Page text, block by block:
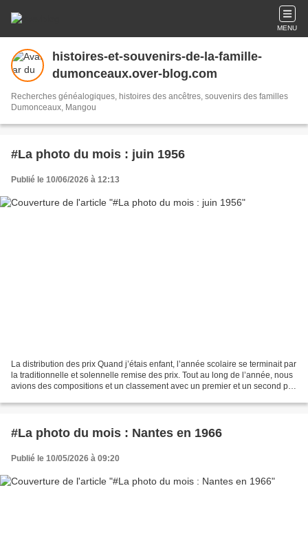
MENU
histoires-et-souvenirs-de-la-famille-
dumonceaux.over-blog.com
Recherches généalogiques, histoires des ancêtres, souvenirs des familles
Dumonceaux, Mangou
#La photo du mois : juin 1956
Publié le 10/06/2026 à 12:13
La distribution des prix Quand j’étais enfant, l’année scolaire se terminait par
la traditionnelle et solennelle remise des prix. Tout au long de l’année, nous
avions des compositions et un classement avec un premier et un second prix
#La photo du mois : Nantes en 1966
Publié le 10/05/2026 à 09:20